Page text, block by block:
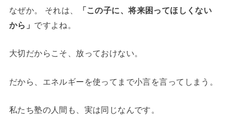
なぜか。 それは、
「この子に、将来困ってほしくない
から」 ですよね。
大切だからこそ、放っておけない。
だから、エネルギーを使ってまで小言を言ってしまう。
私たち塾の人間も、実は同じなんです。